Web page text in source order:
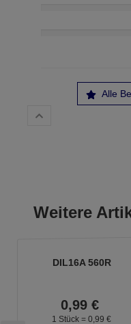
Alle
Weitere
DIL16A 560R
0,99 €
1 Stück = 0, 99 €